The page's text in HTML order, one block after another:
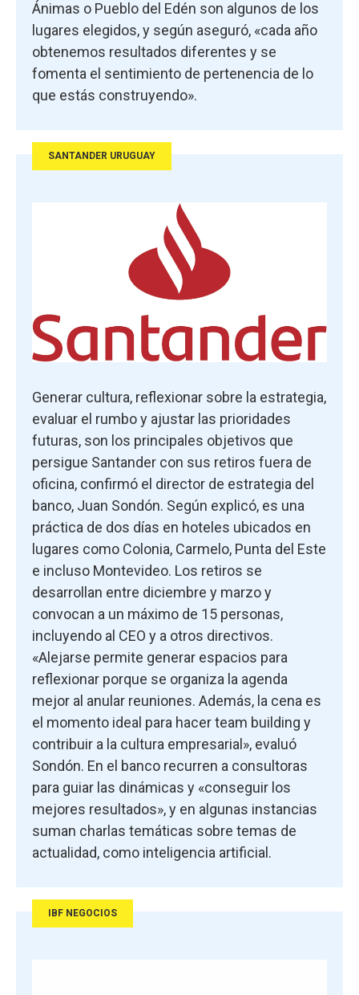
Ánimas o Pueblo del Edén son algunos de los
lugares elegidos, y según aseguró, «cada año
obtenemos resultados diferentes y se
fomenta el sentimiento de pertenencia de lo
que estás construyendo».
SANTANDER URUGUAY
Generar cultura, reflexionar sobre la estrategia,
evaluar el rumbo y ajustar las prioridades
futuras, son los principales objetivos que
persigue Santander con sus retiros fuera de
oficina, confirmó el director de estrategia del
banco, Juan Sondón. Según explicó, es una
práctica de dos días en hoteles ubicados en
lugares como Colonia, Carmelo, Punta del Este
e incluso Montevideo. Los retiros se
desarrollan entre diciembre y marzo y
convocan a un máximo de 15 personas,
incluyendo al CEO y a otros directivos.
«Alejarse permite generar espacios para
reflexionar porque se organiza la agenda
mejor al anular reuniones. Además, la cena es
el momento ideal para hacer team building y
contribuir a la cultura empresarial», evaluó
Sondón. En el banco recurren a consultoras
para guiar las dinámicas y «conseguir los
mejores resultados», y en algunas instancias
suman charlas temáticas sobre temas de
actualidad, como inteligencia artificial.
IBF NEGOCIOS